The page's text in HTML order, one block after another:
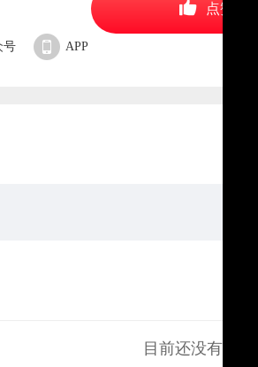
点赞
号 APP
目前还没有评论